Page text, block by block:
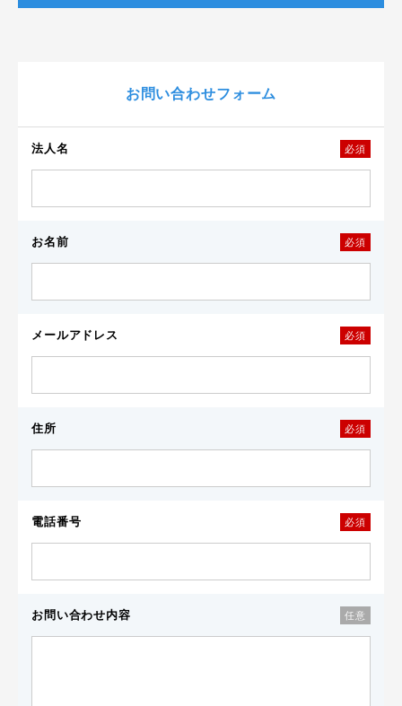
お問い合わせフォーム
法人名 必須
お名前 必須
メールアドレス 必須
住所 必須
電話番号 必須
お問い合わせ内容 任意